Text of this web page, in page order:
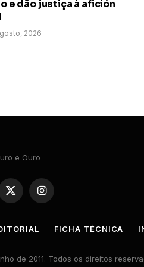
e dão justiça à afición
2026
X
(Twitter)
Instagram
FICHA TÉCNICA
de 2011. Todos os direitos